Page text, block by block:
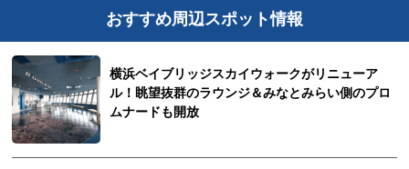
おすすめ周辺スポット情報
横浜ベイブリッジスカイウォークがリニューア
ル！眺望抜群のラウンジ＆みなとみらい側のプロ
ムナードも開放